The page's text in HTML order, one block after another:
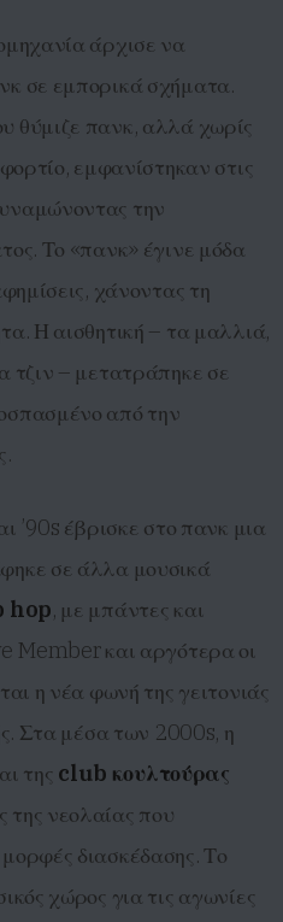
άρχισε να
σε εμπορικά σχήματα.
θύμιζε πανκ, αλλά χωρίς
εμφανίστηκαν στις
την
Το «πανκ» έγινε μόδα
χάνοντας τη
Η αισθητική – τα μαλλιά,
τζιν – μετατράπηκε σε
από την
’90s έβρισκε στο πανκ μια
σε άλλα μουσικά
hop, με μπάντες και
Member και αργότερα οι
η νέα φωνή της γειτονιάς
Στα μέσα των 2000s, η
της club κουλτούρας
νεολαίας που
διασκέδασης. Το
χώρος για τις αγωνίες